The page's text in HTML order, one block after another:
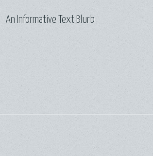
An Informative Text Blurb